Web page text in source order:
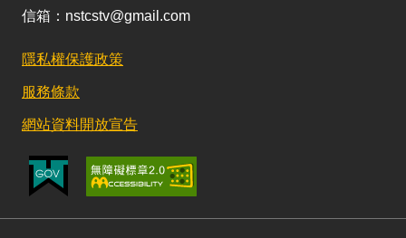
信箱：nstcstv@gmail.com
隱私權保護政策
服務條款
網站資料開放宣告